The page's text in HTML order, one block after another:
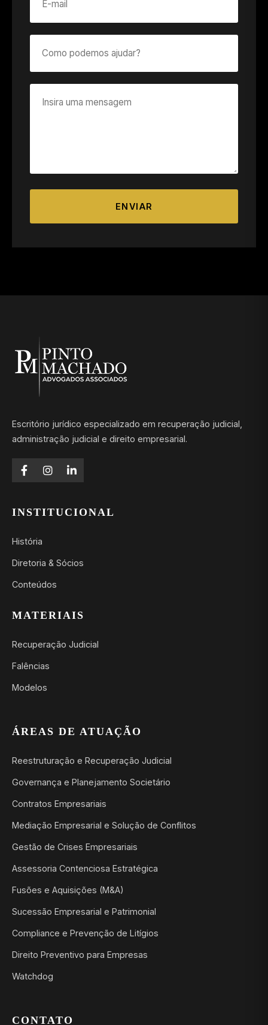
ENVIAR
Escritório jurídico especializado em recuperação judicial,
administração judicial e direito empresarial.
INSTITUCIONAL
História
Diretoria & Sócios
Conteúdos
MATERIAIS
Recuperação Judicial
Falências
Modelos
ÁREAS DE ATUAÇÃO
Reestruturação e Recuperação Judicial
Governança e Planejamento Societário
Contratos Empresariais
Mediação Empresarial e Solução de Conflitos
Gestão de Crises Empresariais
Assessoria Contenciosa Estratégica
Fusões e Aquisições (M&A)
Sucessão Empresarial e Patrimonial
Compliance e Prevenção de Litígios
Direito Preventivo para Empresas
Watchdog
CONTATO